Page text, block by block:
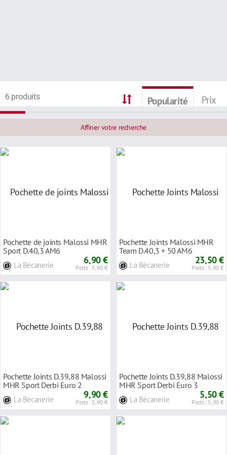
6 produits Popularité Prix
Affiner votre recherche
Pochette de joints Malossi MHR
Sport D.40,3 AM6
La Bécanerie 6,90 €
Ports : 5,90 €
Pochette Joints Malossi MHR
Team D.40,3 + 50 AM6
La Bécanerie 23,50 €
Ports : 5,90 €
Pochette Joints D.39,88 Malossi
MHR Sport Derbi Euro 2
La Bécanerie 9,90 €
Ports : 5,90 €
Pochette Joints D.39,88 Malossi
MHR Sport Derbi Euro 3
La Bécanerie 5,50 €
Ports : 5,90 €